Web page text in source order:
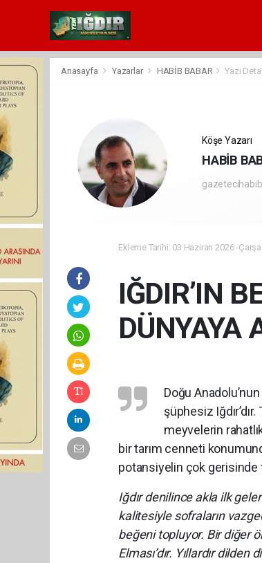
Anasayfa Yazarlar HABİB BABAR Yazı
Köşe Yazarı
HABİB
Ekleme Tarihi: 03 Haziran 2026 -
IĞDIR’IN
DÜNYAYA
Doğu
şüphesiz
meyvelerin
bir tarım cenneti
potansiyelin çok gerisinde
Iğdır denilince akla ilk
kalitesiyle sofraların
beğeni topluyor. Bir diğer
Elması’dır. Yıllardır